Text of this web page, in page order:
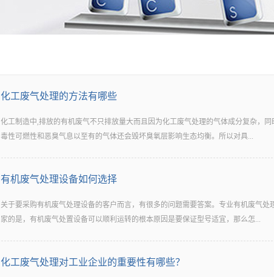
化工废气处理的方法有哪些
化工制造中,排放的有机废气不只排放量大而且因为化工废气处理的气体成分复杂，
毒性可燃性和恶臭气息以至有的气体还会毁坏臭氧层影响生态均衡。所以对具...
有口碑的化工废气处理显得尤为重要，下面介绍一下化工废气处理的方法有哪些？一
做吸附剂。因而活性炭吸附法只是用于某些高浓度的有机废气处置，经活性炭吸附回
用于消费节约原材料。有机废气处置设备因其工艺品种繁多而应用普遍，针对喷漆房
中一些易于凝结的有害物质凝结成液体从废气中别离出来的办法。例如用水吸收合成
有机废气处理设备如何选择
关于要采购有机废气处理设备的客户而言，有很多的问题需要答案。专业有机废气处
家的是，有机废气处置设备可以顺利运转的根本原因是要保证型号适宜，那么怎...
样选择适宜的有机废气处置设备？下面一起来了解一下。1、依据风量来选择风量是决
化工废气处理对工业企业的重要性有哪些？